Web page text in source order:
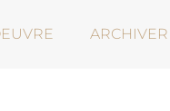
ARCHIVER